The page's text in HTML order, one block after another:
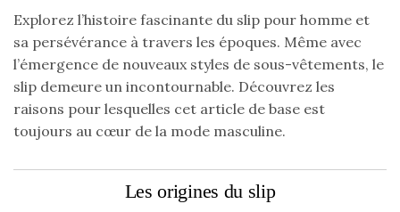
Explorez l’histoire fascinante du slip pour homme et
sa persévérance à travers les époques. Même avec
l’émergence de nouveaux styles de sous-vêtements, le
slip demeure un incontournable. Découvrez les
raisons pour lesquelles cet article de base est
toujours au cœur de la mode masculine.
Les origines du slip